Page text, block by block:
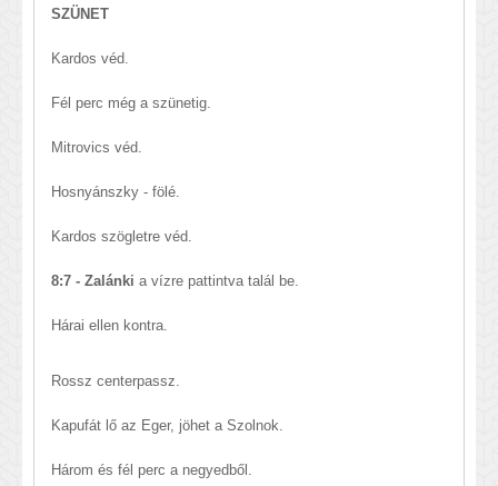
SZÜNET
Kardos véd.
Fél perc még a szünetig.
Mitrovics véd.
Hosnyánszky - fölé.
Kardos szögletre véd.
8:7 - Zalánki a vízre pattintva talál be.
Hárai ellen kontra.
Rossz centerpassz.
Kapufát lő az Eger, jöhet a Szolnok.
Három és fél perc a negyedből.